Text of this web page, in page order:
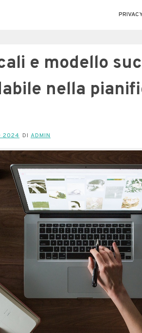
e modello
nella
2024 DI ADMIN